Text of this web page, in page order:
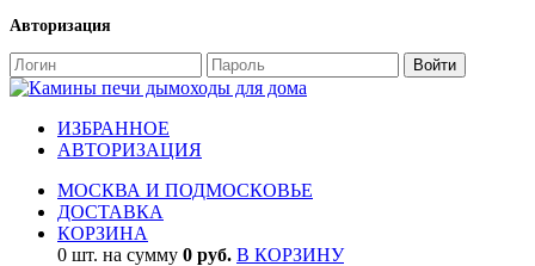
Авторизация
ИЗБРАННОЕ
АВТОРИЗАЦИЯ
МОСКВА И ПОДМОСКОВЬЕ
ДОСТАВКА
КОРЗИНА
0 шт. на сумму 0 руб. В КОРЗИНУ